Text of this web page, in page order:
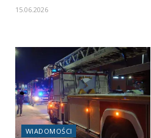
15.06.2026
WIADOMOŚCI